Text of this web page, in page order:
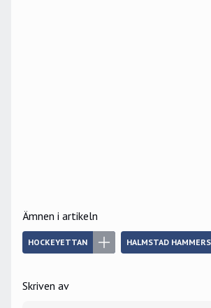
Ämnen i artikeln
HOCKEYETTAN HALMSTAD
Skriven av